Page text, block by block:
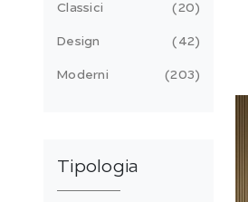
Classici 20
Design 42
Moderni 203
Tipologia